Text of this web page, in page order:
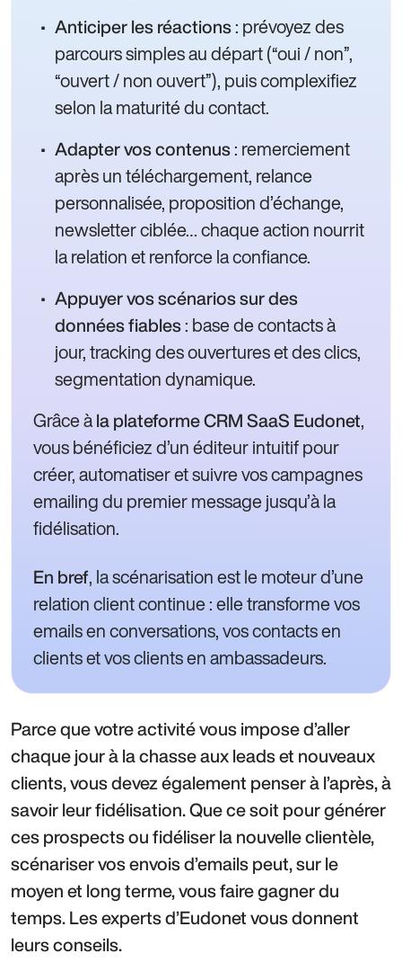
Anticiper les réactions: prévoyez des
parcours simples au départ (“oui / non”,
“ouvert / non ouvert”), puis complexifiez
selon la maturité du contact.
Adapter vos contenus: remerciement
après un téléchargement, relance
personnalisée, proposition d’échange,
newsletter ciblée… chaque action nourrit
la relation et renforce la confiance.
Appuyer vos scénarios sur des
données fiables: base de contacts à
jour, tracking des ouvertures et des clics,
segmentation dynamique.
Grâce àla plateforme CRM SaaS Eudonet,
vous bénéficiez d’un éditeur intuitif pour
créer, automatiser et suivre vos campagnes
emailing du premier message jusqu’à la
fidélisation.
En bref, la scénarisation est le moteur d’une
relation client continue : elle transforme vos
emails en conversations, vos contacts en
clients et vos clients en ambassadeurs.
Parce que votre activité vous impose d’aller
chaque jour à la chasse aux leads et nouveaux
clients, vous devez également penser à l’après, à
savoir leur fidélisation. Que ce soit pour générer
ces prospects ou fidéliser la nouvelle clientèle,
scénariser vos envois d’emails peut, sur le
moyen et long terme, vous faire gagner du
temps. Les experts d’Eudonet vous donnent
leurs conseils.